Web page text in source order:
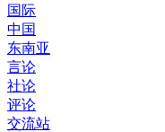
国际
中国
东南亚
言论
社论
评论
交流站